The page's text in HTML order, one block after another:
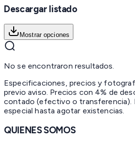
Descargar listado
Mostrar opciones
No se encontraron resultados.
Especificaciones, precios y
previo aviso. Precios con 4% de
contado (efectivo o transferencia).
especial hasta agotar existencias.
QUIENES SOMOS